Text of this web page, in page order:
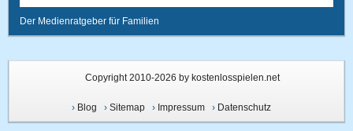
Der Medienratgeber für Familien
Copyright 2010-2026 by kostenlosspielen.net
› Blog › Sitemap› Impressum› Datenschutz